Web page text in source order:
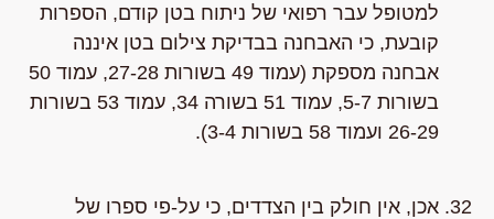
למטופל עבר רפואי של ניתוח בטן קודם, הספרות
קובעת, כי האבחנה בבדיקת צילום בטן איננה
אבחנה מספקת (עמוד 49 בשורות 27-28, עמוד 50
בשורות 5-7, עמוד 51 בשורה 34, עמוד 53 בשורות
26-29 ועמוד 58 בשורות 3-4).
אכן, אין חולק בין הצדדים, כי על-פי ספרו של